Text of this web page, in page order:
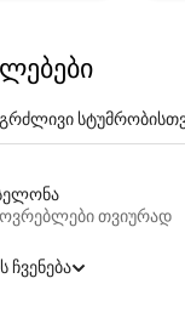
თვიურად
ჩვენება